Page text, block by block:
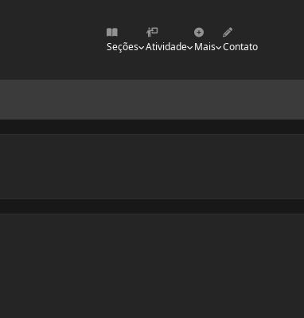
Seções Atividade Mais Contato